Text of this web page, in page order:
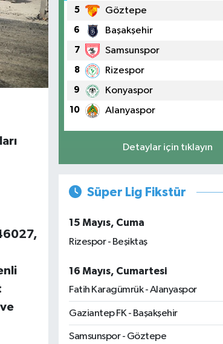
5 Göztepe
6 Başakşehir
7 Samsunspor
8 Rizespor
9 Konyaspor
10 Alanyaspor
Detaylar için tıklayın
Süper Lig Fikstür
15 Mayıs, Cuma
Rizespor - Beşiktaş
16 Mayıs, Cumartesi
Fatih Karagümrük - Alanyaspor
Gaziantep FK - Başakşehir
Samsunspor - Göztepe